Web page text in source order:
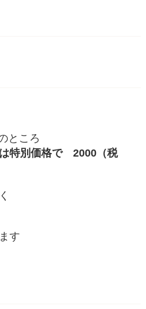
ところ
特別価格で 2000（税
す